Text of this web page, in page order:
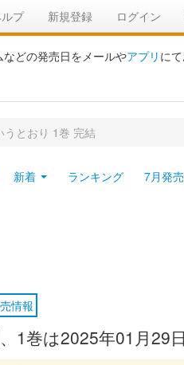
プ 新規登録 ログイン
どの発売日をメールやアプリ に
うとおり 1巻 完結
新着 ランキング 7月発売
情報
1巻は2025年01月29